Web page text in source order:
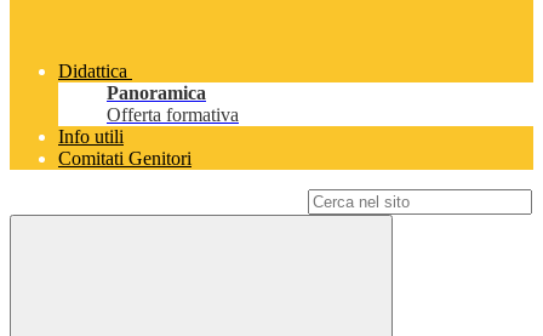
Didattica
Panoramica
Offerta formativa
Info utili
Comitati Genitori